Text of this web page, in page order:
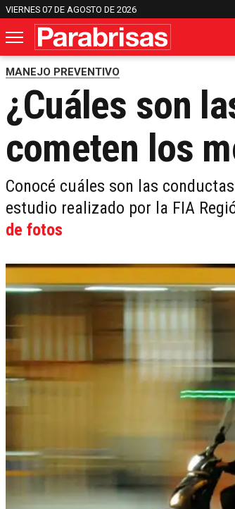
VIERNES 07 DE AGOSTO DE 2026
MANEJO PREVENTIVO
¿Cuáles son
cometen los
Conocé cuáles son las
estudio realizado por la FIA
de fotos